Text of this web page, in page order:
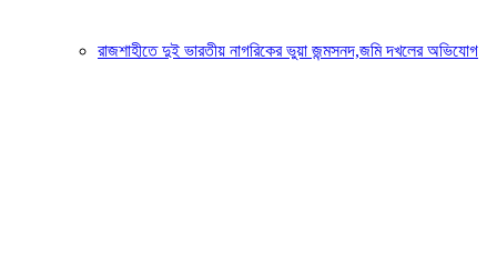
রাজশাহীতে দুই ভারতীয় নাগরিকের ভুয়া জন্মসনদ,জমি দখলের অভিযোগ